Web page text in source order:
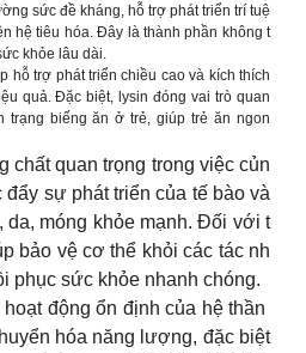
sức đề kháng, hỗ trợ phát triển trí tuệ
hệ tiêu hóa. Đây là thành phần không t
khỏe lâu dài.
hỗ trợ phát triển chiều cao và kích thích
quả. Đặc biệt, lysin đóng vai trò quan
trạng biếng ăn ở trẻ, giúp trẻ ăn ngon
chất quan trọng trong việc củn
đẩy sự phát triển của tế bào và
da, móng khỏe mạnh. Đối với t
bảo vệ cơ thể khỏi các tác nh
phục sức khỏe nhanh chóng.
động ổn định của hệ thần
hóa năng lượng, đặc biệt